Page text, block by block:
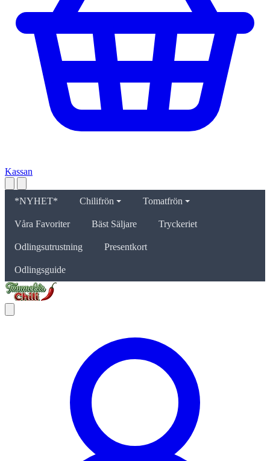
Kassan
*NYHET* Chilifrön Tomatfrön
Våra Favoriter Bäst Säljare Tryckeriet
Odlingsutrustning Presentkort
Odlingsguide